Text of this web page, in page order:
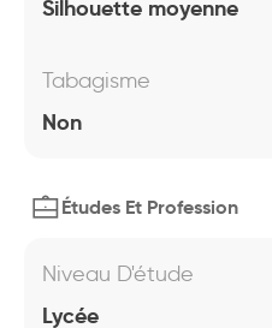
Silhouette moyenne
Tabagisme
Non
Études Et Profession
Niveau D'étude
Lycée